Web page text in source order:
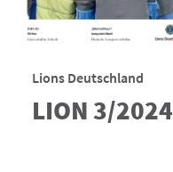
Lions Deutschland
LION 3/2024